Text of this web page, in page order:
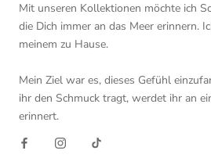
Mit unseren Kollektionen möchte ich
die Dich immer an das Meer erinnern.
meinem zu Hause.
Mein Ziel war es, dieses Gefühl
ihr den Schmuck tragt, werdet ihr an
erinnert.